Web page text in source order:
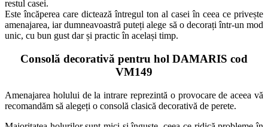
restul casei.
Este încăperea care dictează întregul ton al casei în ceea ce privește
amenajarea, iar dumneavoastră puteți alege să o decorați într-un mod
unic, cu bun gust dar și practic în același timp.
Consolă decorativă pentru hol DAMARIS cod
VM149
Amenajarea holului de la intrare reprezintă o provocare de aceea vă
recomandăm să alegeți o consolă clasică decorativă de perete.